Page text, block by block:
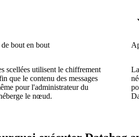
bout en bout
scellées utilisent le chiffrement
que le contenu des messages
pour l'administrateur du
le nœud.